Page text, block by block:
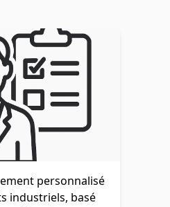
personnalisé
industriels, basé